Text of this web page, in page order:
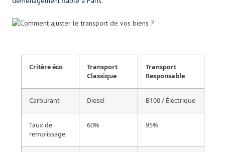
Critère éco
Transport
Classique
Transport
Responsable
Carburant Diesel B100 / Électrique
Taux de
remplissage
60% 95%